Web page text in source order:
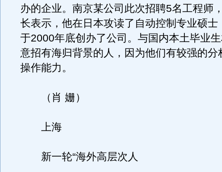
办的企业。南京某公司此次招聘5名工程师
长表示，他在日本攻读了自动控制专业硕士
于2000年底创办了公司。与国内本土毕业
意招有海归背景的人，因为他们有较强的分
操作能力。
（肖 姗）
上海
新一轮“海外高层次人